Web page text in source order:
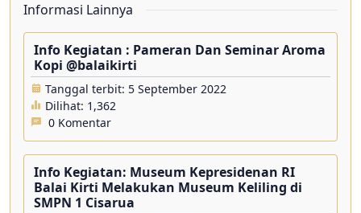
Informasi Lainnya
Info Kegiatan : Pameran Dan Seminar Aroma
Kopi @balaikirti
Tanggal terbit: 5 September 2022
Dilihat: 1,362
0 Komentar
Info Kegiatan: Museum Kepresidenan RI
Balai Kirti Melakukan Museum Keliling di
SMPN 1 Cisarua